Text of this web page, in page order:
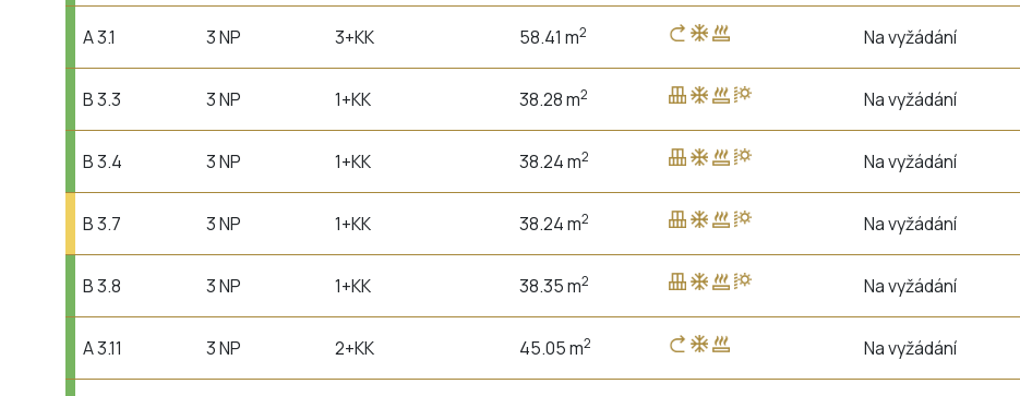
A 3.1 3 NP 3+KK 58.41 m2 Na vyžádání
B 3.3 3 NP 1+KK 38.28 m2 Na vyžádání
B 3.4 3 NP 1+KK 38.24 m2 Na vyžádání
B 3.7 3 NP 1+KK 38.24 m2 Na vyžádání
B 3.8 3 NP 1+KK 38.35 m2 Na vyžádání
A 3.11 3 NP 2+KK 45.05 m2 Na vyžádání